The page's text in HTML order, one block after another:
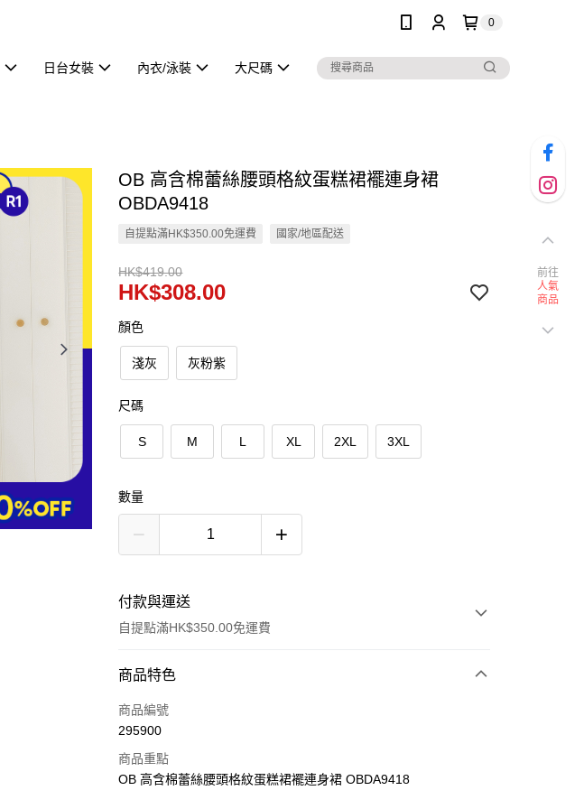
0
日台女裝 內衣/泳裝 大尺碼
OB 高含棉蕾絲腰頭格紋蛋糕裙襬連身裙
OBDA9418
自提點滿HK$350.00免運費 國家/地區配送
HK$419.00
HK$308.00
顏色
淺灰 灰粉紫
尺碼
S M L XL 2XL 3XL
數量
付款與運送
自提點滿HK$350.00免運費
付款方式
信用卡
AlipayHK
商品特色
商品編號
295900
商品重點
OB 高含棉蕾絲腰頭格紋蛋糕裙襬連身裙 OBDA9418
前往
人氣
商品